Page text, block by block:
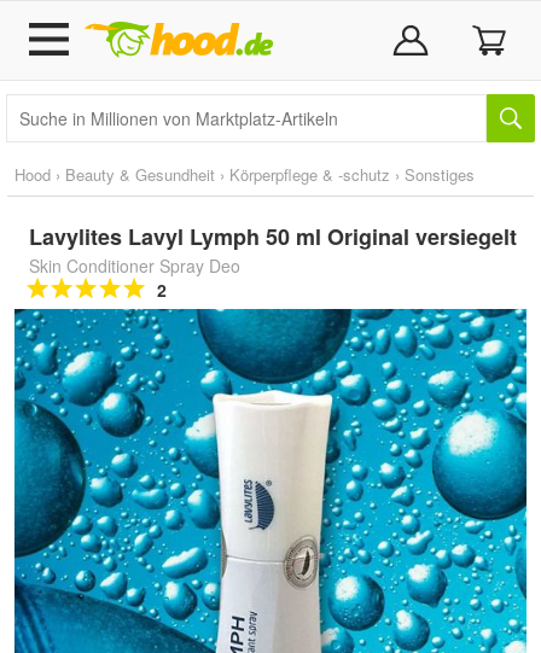
Hood › Beauty & Gesundheit › Körperpflege & -schutz › Sonstiges
Lavylites Lavyl Lymph 50 ml Original versiegelt
Skin Conditioner Spray Deo
2